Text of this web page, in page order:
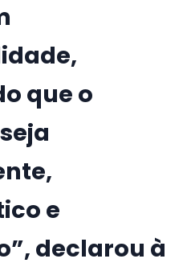
que o
e
declarou à